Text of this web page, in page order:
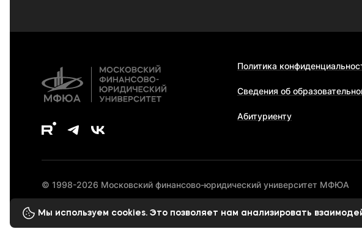
Политика
Сведения об
Абитуриенту
© 1998-2026 Московский финансово-юридический университет МФЮА
Мы используем cookies. Это позволяет нам анализировать